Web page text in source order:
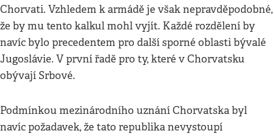
Chorvati. Vzhledem k armádě je však nepravděpodobné,
že by mu tento kalkul mohl vyjít. Každé rozdělení by
navíc bylo precedentem pro další sporné oblasti bývalé
Jugoslávie. V první řadě pro ty, které v Chorvatsku
obývají Srbové.
Podmínkou mezinárodního uznání Chorvatska byl
navíc požadavek, že tato republika nevystoupí